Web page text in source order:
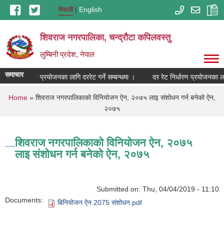
Skip to main contentनेपाली English
शिवराज नगरपालिका, चन्द्राैटा कपिलवस्तु
लुम्बिनी प्रदेश, नेपाल
समाचार
दर रेट निर्धारण प्रयोजनका लागि दररेट गर्ने सम्बन्धमा । दर रेट निर्धारण प्रयोजनका
You are here
Home » शिवराज नगरपालिकाको विनियोजन ऐन, २०७५ लाइ संशोधन गर्न बनेको ऐन,
२०७५
शिवराज नगरपालिकाको विनियोजन ऐन, २०७५
लाइ संशोधन गर्न बनेको ऐन, २०७५
Submitted on: Thu, 04/04/2019 - 11:10
Documents:
बिनियोजन ऐन 2075 संशोधन.pdf